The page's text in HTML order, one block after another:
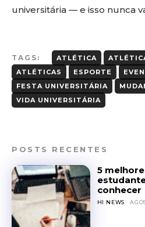
universitária — e isso nunca
TAGS: ATLÉTICA
ATLÉTICAS
ESPORTE
FESTA UNIVERSITÁRIA
VIDA UNIVERSITÁRIA
POSTS RECENTES
5
conhecer
HI NEWS